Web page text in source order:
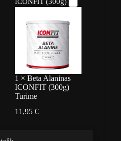
ICONFIT (300g)
1 × Beta Alaninas
ICONFIT (300g)
Turime
11,95 €